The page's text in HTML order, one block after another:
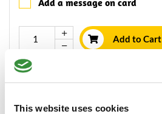
This website uses cookies
Add a message on card
Add to Cart
In stock